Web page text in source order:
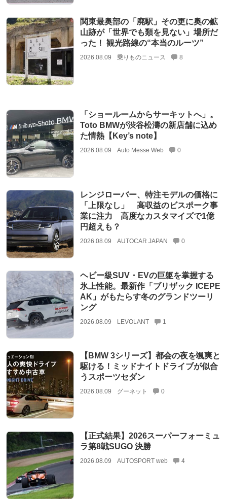
関東最奥部の「廃駅」その更に奥の鉱
山跡が「世界でも類を見ない」場所だ
った！ 観光路線の“本当のルーツ”
2026.08.09 乗りものニュース 8
「ショールームからサーキットへ」。
Toto BMWが渋谷松濤の新店舗に込め
た情熱【Key’s note】
2026.08.09 Auto Messe Web 0
レンジローバー、特注モデルの価格に
「上限なし」 高収益のビスポーク事
業に注力 高度なカスタマイズで1億
円超えも？
2026.08.09 AUTOCAR JAPAN 0
ヘビー級SUV・EVの巨躯を掌握する
氷上性能。最新作「ブリザック ICEPE
AK」がもたらす冬のグランドツーリ
ング
2026.08.09 LEVOLANT 1
【BMW 3シリーズ】都会の夜を颯爽と
駆ける！ミッドナイトドライブが似合
うスポーツセダン
2026.08.09 グーネット 0
【正式結果】2026スーパーフォーミュ
ラ第8戦SUGO 決勝
2026.08.09 AUTOSPORT web 4